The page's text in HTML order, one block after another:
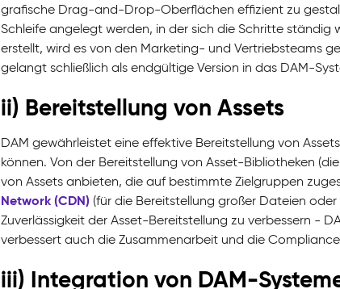
grafische Drag-and-Drop-Oberflächen effizient zu
Schleife angelegt werden, in der sich die Schritte ständig
erstellt, wird es von den Marketing- und Vertriebsteams
gelangt schließlich als endgültige Version in das DAM-
ii) Bereitstellung von Assets
DAM gewährleistet eine effektive Bereitstellung von
können. Von der Bereitstellung von Asset-Bibliotheken
von Assets anbieten, die auf bestimmte Zielgruppen
Network (CDN) (für die Bereitstellung großer Dateien
Zuverlässigkeit der Asset-Bereitstellung zu verbessern -
verbessert auch die Zusammenarbeit und die
iii) Integration von DAM-